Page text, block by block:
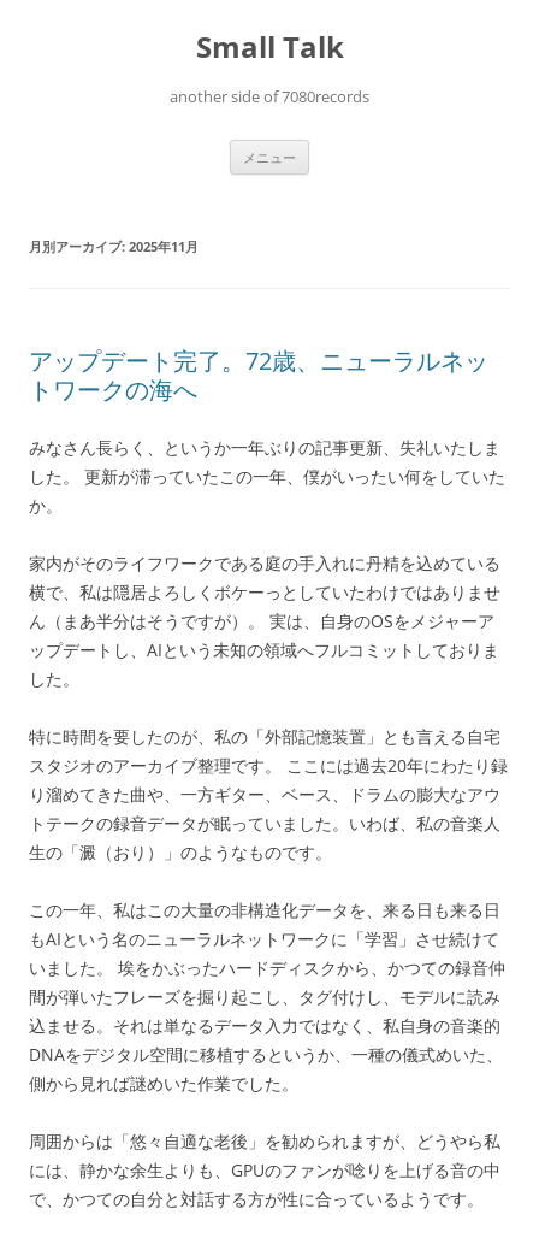
Small Talk
another side of 7080records
メニュー
月別アーカイブ: 2025年11月
アップデート完了。72歳、ニューラルネッ
トワークの海へ
みなさん長らく、というか一年ぶりの記事更新、失礼いたしま
した。 更新が滞っていたこの一年、僕がいったい何をしていた
か。
家内がそのライフワークである庭の手入れに丹精を込めている
横で、私は隠居よろしくボケーっとしていたわけではありませ
ん（まあ半分はそうですが）。 実は、自身のOSをメジャーア
ップデートし、AIという未知の領域へフルコミットしておりま
した。
特に時間を要したのが、私の「外部記憶装置」とも言える自宅
スタジオのアーカイブ整理です。 ここには過去20年にわたり録
り溜めてきた曲や、一方ギター、ベース、ドラムの膨大なアウ
トテークの録音データが眠っていました。いわば、私の音楽人
生の「澱（おり）」のようなものです。
この一年、私はこの大量の非構造化データを、来る日も来る日
もAIという名のニューラルネットワークに「学習」させ続けて
いました。 埃をかぶったハードディスクから、かつての録音仲
間が弾いたフレーズを掘り起こし、タグ付けし、モデルに読み
込ませる。それは単なるデータ入力ではなく、私自身の音楽的
DNAをデジタル空間に移植するというか、一種の儀式めいた、
側から見れば謎めいた作業でした。
周囲からは「悠々自適な老後」を勧められますが、どうやら私
には、静かな余生よりも、GPUのファンが唸りを上げる音の中
で、かつての自分と対話する方が性に合っているようです。